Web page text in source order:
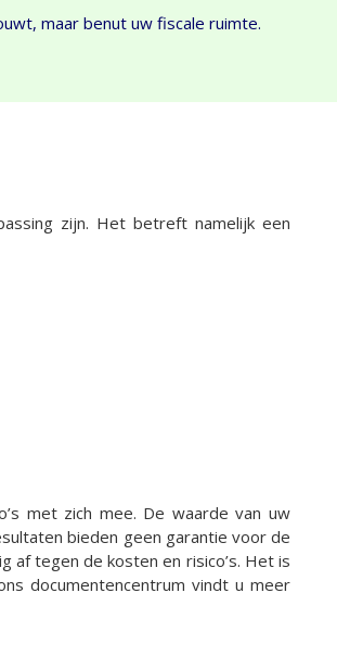
maar benut uw fiscale ruimte.
zijn. Het betreft namelijk een
met zich mee. De waarde van uw
bieden geen garantie voor de
af tegen de kosten en risico’s. Het is
documentencentrum vindt u meer